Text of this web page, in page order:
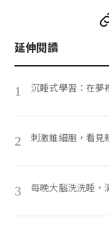
延伸閱讀
1 沉睡式學習：在夢
2 刺激錐細胞，看見
3 每晚大腦洗洗睡，